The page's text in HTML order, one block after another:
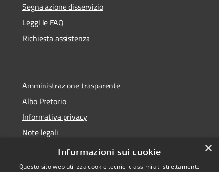
Segnalazione disservizio
Leggi le FAQ
Richiesta assistenza
Amministrazione trasparente
Albo Pretorio
Informativa privacy
Note legali
Dichiarazione di accessibilità
×
Informazioni sui cookie
Questo sito web utilizza cookie tecnici e assimilati strettamente